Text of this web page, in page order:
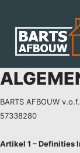
BARTS AFBOUW
57338280
Artikel 1 – Definities